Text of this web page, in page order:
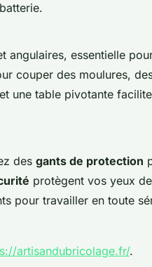
angulaires, essentielle
couper des moulures,
une table pivotante
des gants de protection
protègent vos yeux
pour travailler en toute
artisandubricolage.fr/.